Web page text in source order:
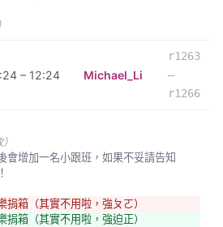
– 12:24 Michael_Li
r1263
–
r1266
箱（其實不用啦，強ㄆㄛ）
箱（其實不用啦，強迫正）